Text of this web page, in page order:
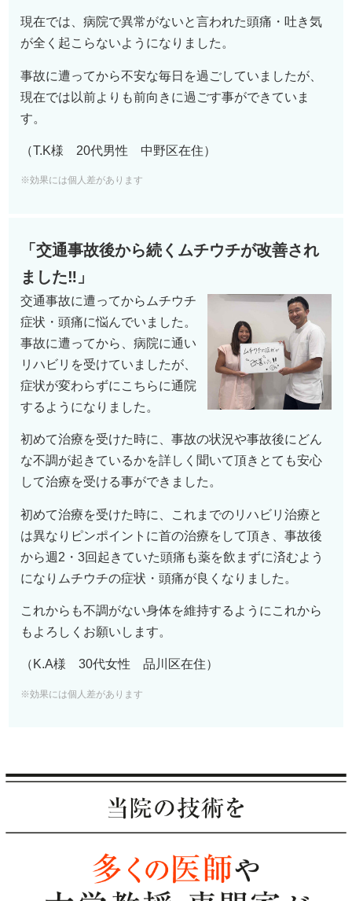
現在では、病院で異常がないと言われた頭痛・吐き気
が全く起こらないようになりました。
事故に遭ってから不安な毎日を過ごしていましたが、
現在では以前よりも前向きに過ごす事ができていま
す。
（T.K様 20代男性 中野区在住）
※効果には個人差があります
「 交通事故後から続くムチウチが改善され
ました‼︎ 」
交通事故に遭ってからムチウチ
症状・頭痛に悩んでいました。
事故に遭ってから、病院に通い
リハビリを受けていましたが、
症状が変わらずにこちらに通院
するようになりました。
初めて治療を受けた時に、事故の状況や事故後にどん
な不調が起きているかを詳しく聞いて頂きとても安心
して治療を受ける事ができました。
初めて治療を受けた時に、これまでのリハビリ治療と
は異なりピンポイントに首の治療をして頂き、事故後
から週2・3回起きていた頭痛も薬を飲まずに済むよう
になりムチウチの症状・頭痛が良くなりました。
これからも不調がない身体を維持するようにこれから
もよろしくお願いします。
（K.A様 30代女性 品川区在住）
※効果には個人差があります